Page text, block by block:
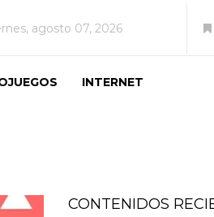
agosto 07, 2026
INTERNET
CONTENIDOS